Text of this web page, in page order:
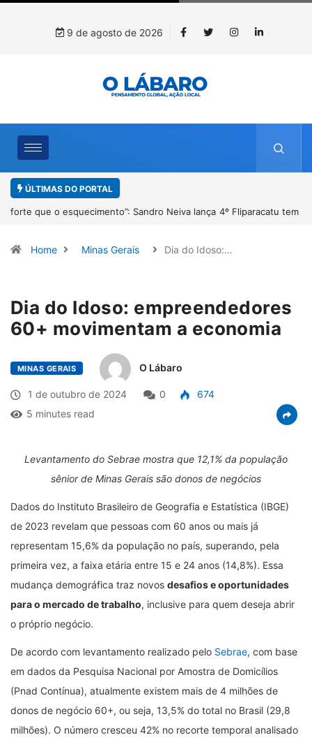
9 de agosto de 2026
ÚLTIMAS DO PORTAL
4º Fliparacatu tem inscrições abertas para o Prêmio de Redação e
Home Minas Gerais Dia do Idoso:…
Dia do Idoso: empreendedores
60+ movimentam a economia
MINAS GERAIS O Lábaro
1 de outubro de 2024 0
674
5 minutes read
Levantamento do Sebrae mostra que 12,1% da população
sênior de Minas Gerais são donos de negócios
Dados do Instituto Brasileiro de Geografia e Estatística (IBGE)
de 2023 revelam que pessoas com 60 anos ou mais já
representam 15,6% da população no país, superando, pela
primeira vez, a faixa etária entre 15 e 24 anos (14,8%). Essa
mudança demográfica traz novos desafios e oportunidades
para o mercado de trabalho, inclusive para quem deseja abrir
o próprio negócio.
De acordo com levantamento realizado pelo Sebrae, com base
em dados da Pesquisa Nacional por Amostra de Domicílios
(Pnad Contínua), atualmente existem mais de 4 milhões de
donos de negócio 60+, ou seja, 13,5% do total no Brasil (29,8
milhões). O número cresceu 42% no recorte temporal analisado